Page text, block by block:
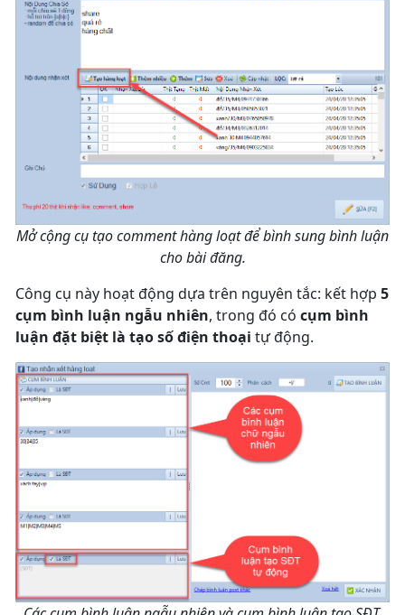
Mở cộng cụ tạo comment hàng loạt để bình sung bình luận
cho bài đăng.
Công cụ này hoạt động dựa trên nguyên tắc: kết hợp 5
cụm bình luận ngẫu nhiên, trong đó có cụm bình
luận đặt biệt là tạo số điện thoại tự động.